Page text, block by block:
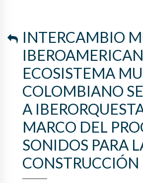
MARCO DEL
SONIDOS
CONSTRUCCIÓN
INTERCAMBIO
ECOSISTEMA
COLOMBIANO
A
MARCO DEL
SONIDOS PARA
CONSTRUCCIÓN